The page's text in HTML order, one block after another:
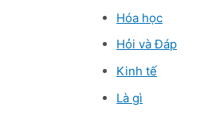
Hóa học
Hỏi và Đáp
Kinh tế
Là gì